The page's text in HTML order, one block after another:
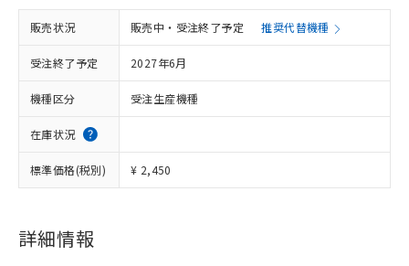
販売状況 販売中・受注終了予定 推奨代替機種
受注終了予定 2027年6月
機種区分 受注生産機種
在庫状況
標準価格(税別) ¥ 2,450
詳細情報